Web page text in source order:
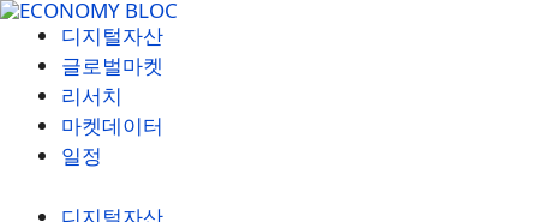
컨
디지털자산
글로벌마켓
리서치
마켓데이터
일정
디지털자산